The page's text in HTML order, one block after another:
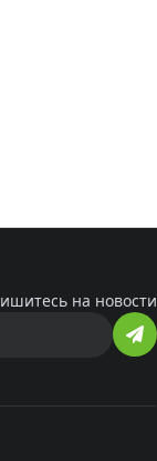
на новости